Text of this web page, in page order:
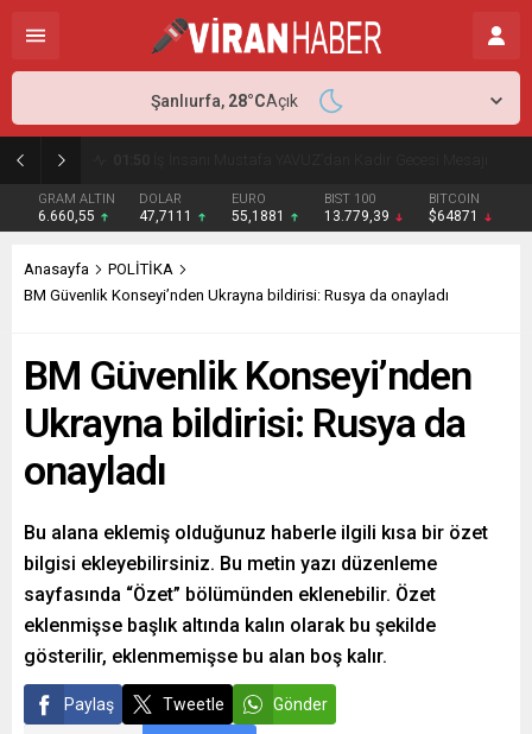
GRAM ALTIN
6.660,55
DOLAR
47,7111
EURO
55,1881
BIST 100
13.779,39
BITCOIN
$64871
Şanlıurfa, 28°CAçık
Anasayfa
POLİTİKA
BM Güvenlik Konseyi’nden Ukrayna bildirisi: Rusya da onayladı
BM Güvenlik Konseyi’nden
Ukrayna bildirisi: Rusya da
onayladı
Bu alana eklemiş olduğunuz haberle ilgili kısa bir özet
bilgisi ekleyebilirsiniz. Bu metin yazı düzenleme
sayfasında “Özet” bölümünden eklenebilir. Özet
eklenmişse başlık altında kalın olarak bu şekilde
gösterilir, eklenmemişse bu alan boş kalır.
Paylaş Tweetle Gönder